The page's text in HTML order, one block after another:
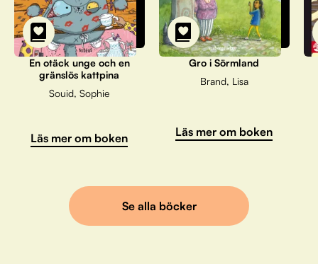
En otäck unge och en
gränslös kattpina
Souid, Sophie
Läs mer om boken
Gro i Sörmland
Brand, Lisa
Läs mer om boken
Se alla böcker